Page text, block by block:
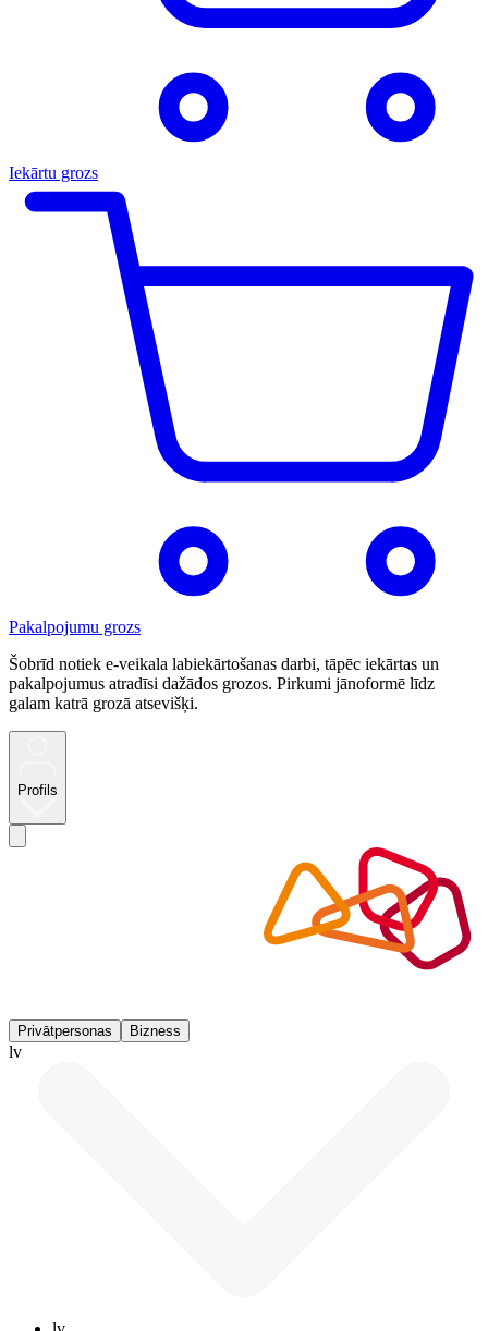
Iekārtu grozs
Pakalpojumu grozs
Šobrīd notiek e-veikala labiekārtošanas darbi, tāpēc iekārtas un
pakalpojumus atradīsi dažādos grozos. Pirkumi jānoformē līdz
galam katrā grozā atsevišķi.
Profils
Privātpersonas Bizness
lv